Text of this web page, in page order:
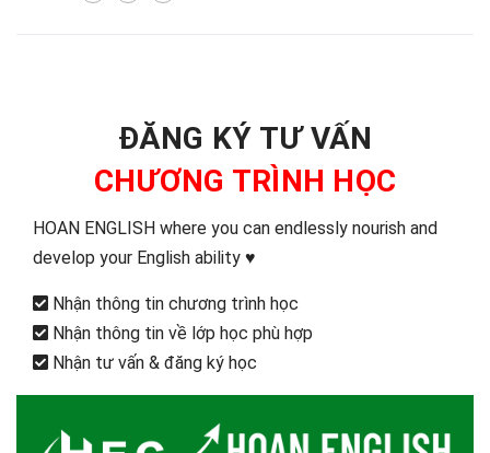
ĐĂNG KÝ TƯ VẤN
CHƯƠNG TRÌNH HỌC
HOAN ENGLISH where you can endlessly nourish and
develop your English ability ♥️
Nhận thông tin chương trình học
Nhận thông tin về lớp học phù hợp
Nhận tư vấn & đăng ký học